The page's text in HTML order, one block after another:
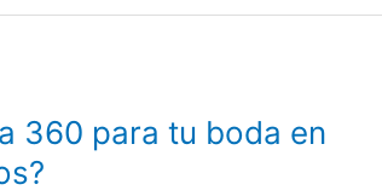
360 para tu boda en